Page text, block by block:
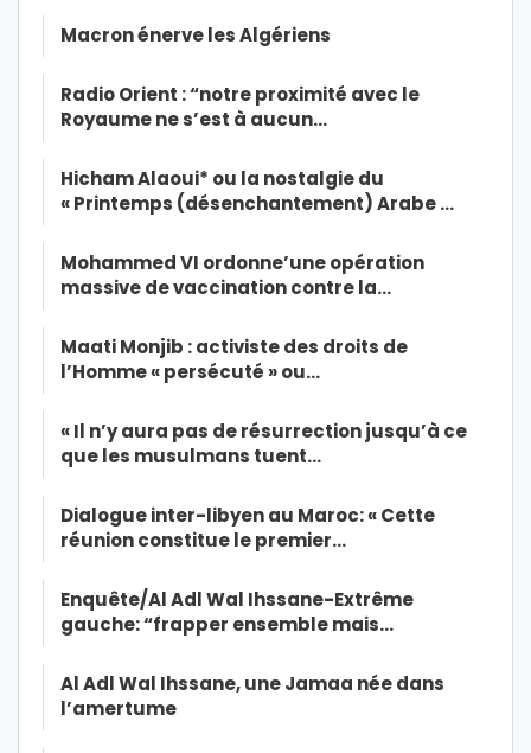
Macron énerve les Algériens
Radio Orient : “notre proximité avec le
Royaume ne s’est à aucun…
Hicham Alaoui* ou la nostalgie du
« Printemps (désenchantement) Arabe …
Mohammed VI ordonne’une opération
massive de vaccination contre la…
Maati Monjib : activiste des droits de
l’Homme « persécuté » ou…
« Il n’y aura pas de résurrection jusqu’à ce
que les musulmans tuent…
Dialogue inter-libyen au Maroc: « Cette
réunion constitue le premier…
Enquête/Al Adl Wal Ihssane-Extrême
gauche: “frapper ensemble mais…
Al Adl Wal Ihssane, une Jamaa née dans
l’amertume